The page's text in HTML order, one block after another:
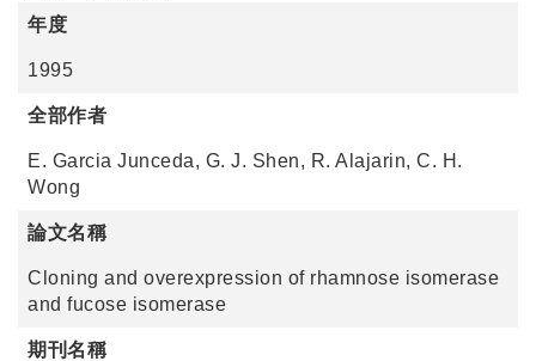
年度
1995
全部作者
E. Garcia Junceda, G. J. Shen, R. Alajarin, C. H.
Wong
論文名稱
Cloning and overexpression of rhamnose isomerase
and fucose isomerase
期刊名稱